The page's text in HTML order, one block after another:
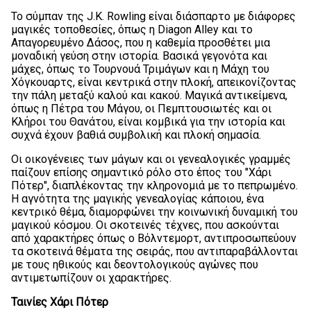
Το σύμπαν της J.K. Rowling είναι διάσπαρτο με διάφορες
μαγικές τοποθεσίες, όπως η Diagon Alley και το
Απαγορευμένο Δάσος, που η καθεμία προσθέτει μια
μοναδική γεύση στην ιστορία. Βασικά γεγονότα και
μάχες, όπως το Τουρνουά Τριμάγων και η Μάχη του
Χόγκουαρτς, είναι κεντρικά στην πλοκή, απεικονίζοντας
την πάλη μεταξύ καλού και κακού. Μαγικά αντικείμενα,
όπως η Πέτρα του Μάγου, οι Πεμπτουσιωτές και οι
Κλήροι του Θανάτου, είναι κομβικά για την ιστορία και
συχνά έχουν βαθιά συμβολική και πλοκή σημασία.
Οι οικογένειες των μάγων και οι γενεαλογικές γραμμές
παίζουν επίσης σημαντικό ρόλο στο έπος του "Χάρι
Πότερ", διαπλέκοντας την κληρονομιά με το πεπρωμένο.
Η αγνότητα της μαγικής γενεαλογίας κάποιου, ένα
κεντρικό θέμα, διαμορφώνει την κοινωνική δυναμική του
μαγικού κόσμου. Οι σκοτεινές τέχνες, που ασκούνται
από χαρακτήρες όπως ο Βόλντεμορτ, αντιπροσωπεύουν
τα σκοτεινά θέματα της σειράς, που αντιπαραβάλλονται
με τους ηθικούς και δεοντολογικούς αγώνες που
αντιμετωπίζουν οι χαρακτήρες.
Ταινίες Χάρι Πότερ